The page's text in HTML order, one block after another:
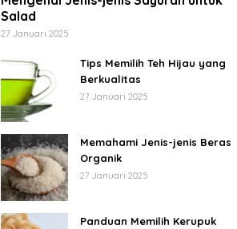
Salad
27 Januari 2025
Tips Memilih Teh Hijau yang
Berkualitas
27 Januari 2025
Memahami Jenis-jenis Beras
Organik
27 Januari 2025
Panduan Memilih Kerupuk